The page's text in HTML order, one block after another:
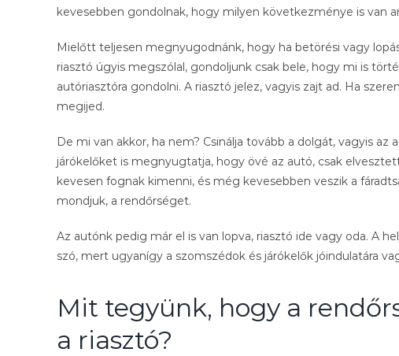
kevesebben gondolnak, hogy milyen következménye is van
Mielőtt teljesen megnyugodnánk, hogy ha betörési vagy
riasztó úgyis megszólal, gondoljunk csak bele, hogy mi is
autóriasztóra gondolni. A riasztó jelez, vagyis zajt ad. Ha
megijed.
De mi van akkor, ha nem? Csinálja tovább a dolgát, vagyis
járókelőket is megnyugtatja, hogy övé az autó, csak
kevesen fognak kimenni, és még kevesebben veszik a
mondjuk, a rendőrséget.
Az autónk pedig már el is van lopva, riasztó ide vagy oda. A
szó, mert ugyanígy a szomszédok és járókelők jóindulatára
Mit tegyünk, hogy a
a riasztó?